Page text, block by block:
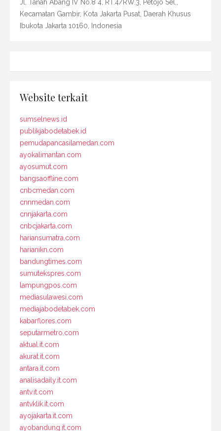
Jl. Tanah Abang IV No.8 4, RT.4/RW.3, Petojo Sel.,
Kecamatan Gambir, Kota Jakarta Pusat, Daerah Khusus
Ibukota Jakarta 10160, Indonesia
Website terkait
sumselnews.id
publikjabodetabek.id
pemudapancasilamedan.com
ayokalimantan.com
ayosumut.com
bangsaoffline.com
cnbcmedan.com
cnnmedan.com
cnnjakarta.com
cnbcjakarta.com
hariansumatra.com
harianikn.com
bandungtimes.com
sumutekspres.com
lampungpos.com
mediasulawesi.com
mediajabodetabek.com
kabarflores.com
seputarmetro.com
aktual.it.com
akurat.it.com
antara.it.com
analisadaily.it.com
antv.it.com
antvklik.it.com
ayojakarta.it.com
ayobandung.it.com